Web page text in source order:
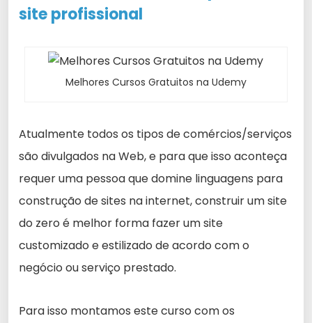
site profissional
Melhores Cursos Gratuitos na Udemy
Atualmente todos os tipos de comércios/serviços
são divulgados na Web, e para que isso aconteça
requer uma pessoa que domine linguagens para
construção de sites na internet, construir um site
do zero é melhor forma fazer um site
customizado e estilizado de acordo com o
negócio ou serviço prestado.
Para isso montamos este curso com os